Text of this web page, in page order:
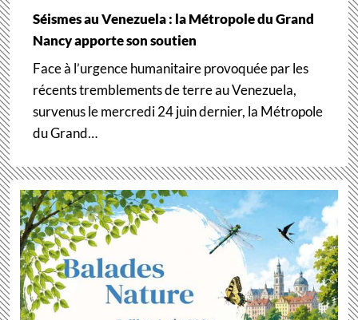
Séismes au Venezuela : la Métropole du Grand
Nancy apporte son soutien
Face à l’urgence humanitaire provoquée par les
récents tremblements de terre au Venezuela,
survenus le mercredi 24 juin dernier, la Métropole
du Grand…